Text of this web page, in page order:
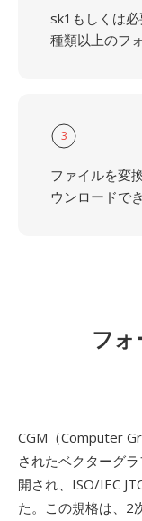
sk1もしくは
種類以上のフ
3
ファイルを変
ウンロードで
フ
CGM（Computer
されたベクターグ
開され、ISO/IEC
た。この規格は、2